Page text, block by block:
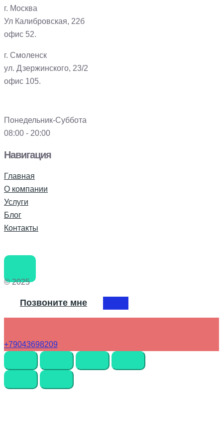
г. Москва
Ул Калибровская, 22б
офис 52.
г. Смоленск
ул. Дзержинского, 23/2
офис 105.
Понедельник-Суббота
08:00 - 20:00
Навигация
Главная
О компании
Услуги
Блог
Контакты
© 2025
Позвоните мне
+79043698209